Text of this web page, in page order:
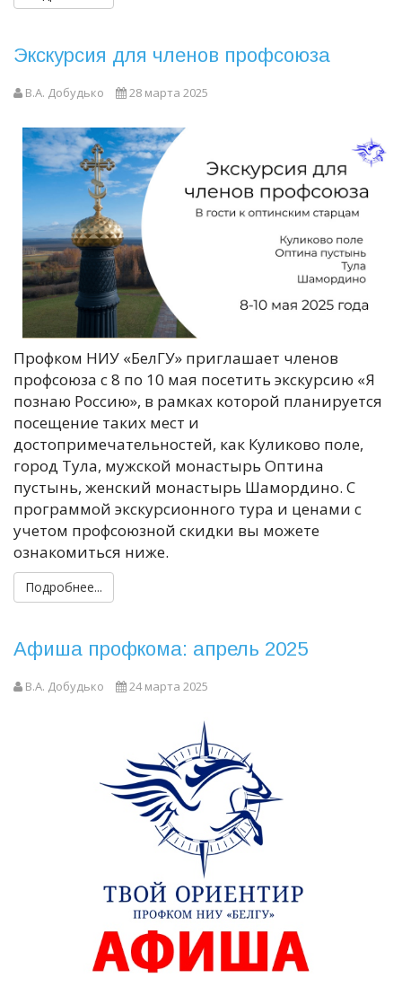
Экскурсия для членов профсоюза
В.А. Добудько 28 марта 2025
Профком НИУ «БелГУ» приглашает членов
профсоюза с 8 по 10 мая посетить экскурсию «Я
познаю Россию», в рамках которой планируется
посещение таких мест и
достопримечательностей, как Куликово поле,
город Тула, мужской монастырь Оптина
пустынь, женский монастырь Шамордино. С
программой экскурсионного тура и ценами с
учетом профсоюзной скидки вы можете
ознакомиться ниже.
Подробнее...
Афиша профкома: апрель 2025
В.А. Добудько 24 марта 2025